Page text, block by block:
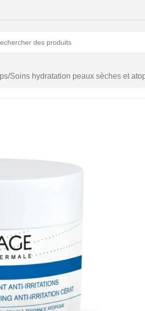
/Soins hydratation peaux sèches et